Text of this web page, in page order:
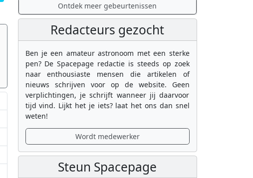
Ontdek meer gebeurtenissen
Redacteurs gezocht
Ben je een amateur astronoom met een sterke
pen? De Spacepage redactie is steeds op zoek
naar enthousiaste mensen die artikelen of
nieuws schrijven voor op de website. Geen
verplichtingen, je schrijft wanneer jij daarvoor
tijd vind. Lijkt het je iets? laat het ons dan snel
weten!
Wordt medewerker
Steun Spacepage